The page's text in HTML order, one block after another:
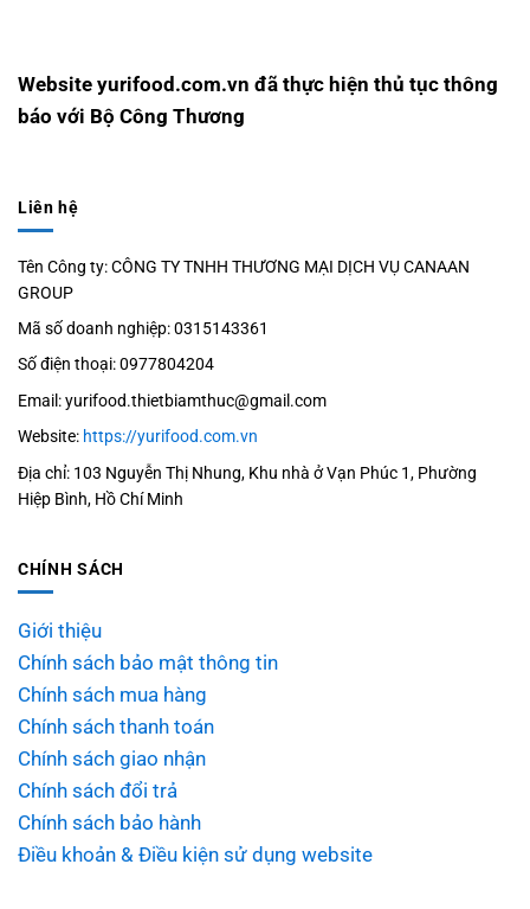
Website yurifood.com.vn đã thực hiện thủ tục thông
báo với Bộ Công Thương
Liên hệ
Tên Công ty: CÔNG TY TNHH THƯƠNG MẠI DỊCH VỤ CANAAN
GROUP
Mã số doanh nghiệp: 0315143361
Số điện thoại: 0977804204
Email: yurifood.thietbiamthuc@gmail.com
Website: https://yurifood.com.vn
Địa chỉ: 103 Nguyễn Thị Nhung, Khu nhà ở Vạn Phúc 1, Phường
Hiệp Bình, Hồ Chí Minh
CHÍNH SÁCH
Giới thiệu
Chính sách bảo mật thông tin
Chính sách mua hàng
Chính sách thanh toán
Chính sách giao nhận
Chính sách đổi trả
Chính sách bảo hành
Điều khoản & Điều kiện sử dụng website